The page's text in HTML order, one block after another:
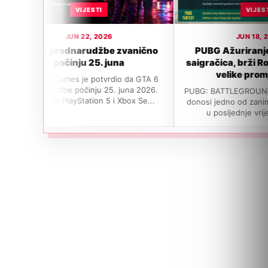
zvanično
potvrdio da GTA 6
25. juna 2026.
5 i Xbox Se...
VIJESTI
PUBG Ažuriranje 42.1: Ella AI
saigračica, brži Rondo, SLR buff i
velike promjene P...
PUBG: BATTLEGROUNDS Ažuriranje 42.1
donosi jedno od zanimljivijih osvježenja
u posljednje vrijeme. Igrači...